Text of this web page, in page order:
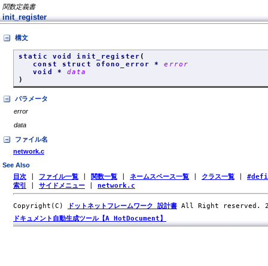
関数定義書
init_register
構文
static void init_register (
const struct ofono_error *error
void *data
)
パラメータ
error
data
ファイル名
network.c
See Also
目次 ファイル一覧 関数一覧 ネームスペース一覧 クラス一覧
索引
サイドメニュー network.c
Copyright(C) ドットネットフレームワーク 設計書 All Right reserved.
ドキュメント自動生成ツール【A HotDocument】